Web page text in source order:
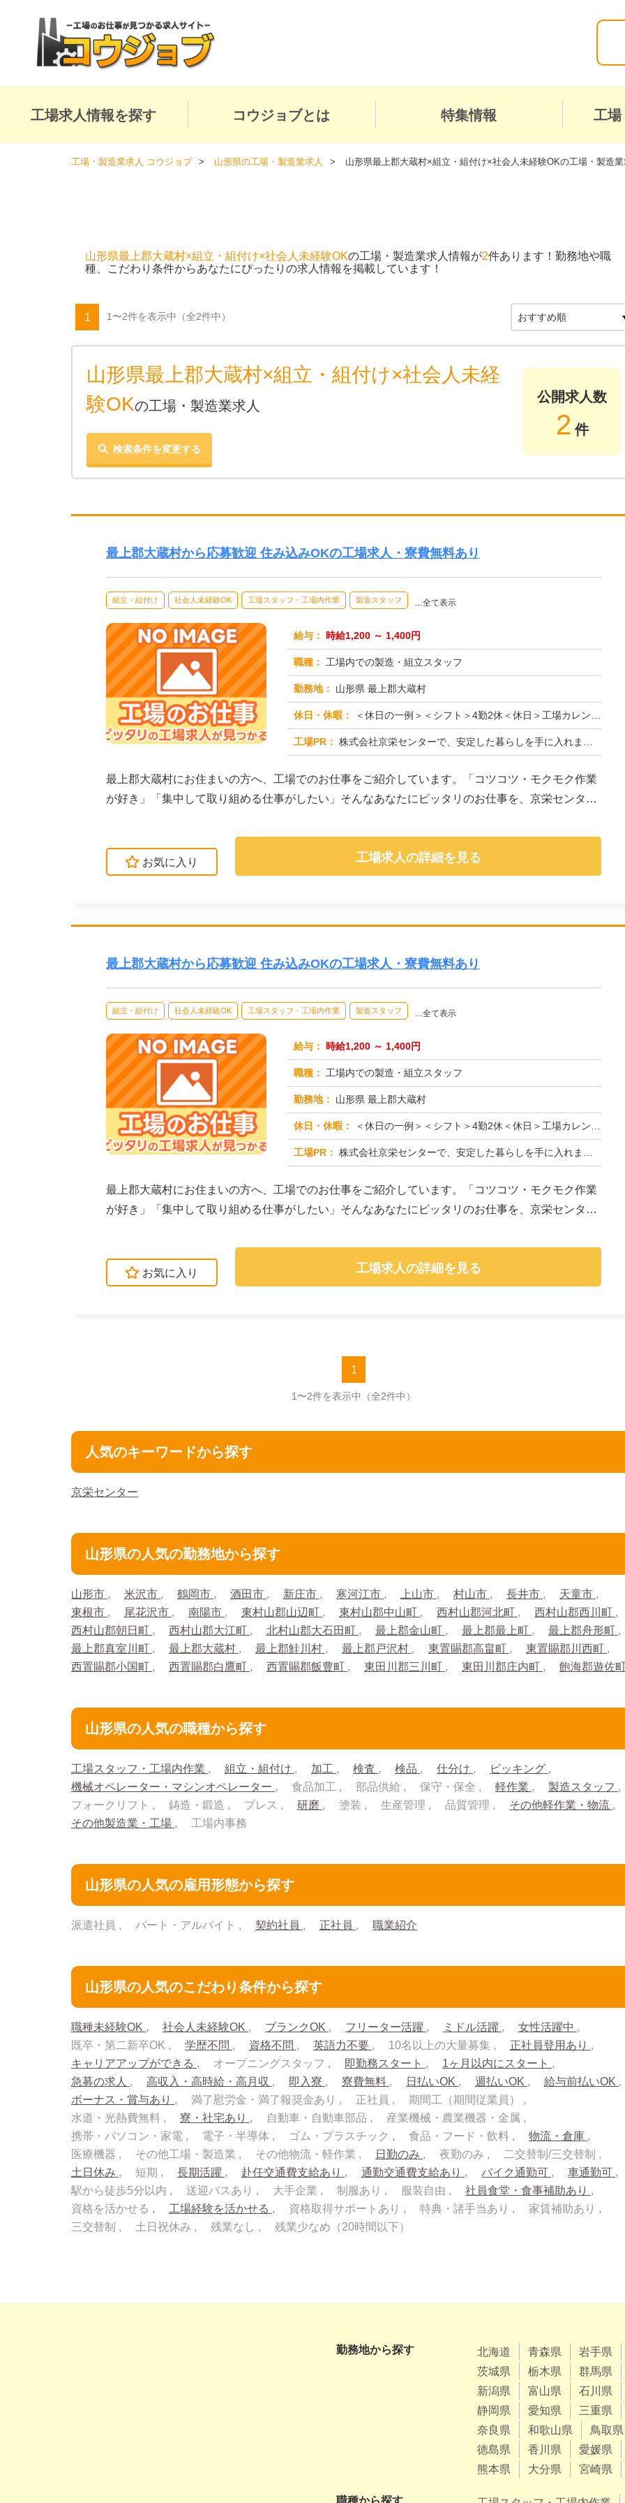
工場求人情報を探す コウジョブとは 特集情報 工場
工場・製造業求人 コウジョブ 山形県の工場・製造業求人 山形県最上郡大蔵村×組立・組付け×社会人未経験OKの工場・製造
山形県最上郡大蔵村×組立・組付け×社会人未経験OKの工場・製造業求人情報が2件あります！勤務地や職
種、こだわり条件からあなたにぴったりの求人情報を掲載しています！
1 1〜2件を表示中 （全2件中）
山形県最上郡大蔵村×組立・組付け×社会人未経
験OKの工場・製造業求人
検索条件を変更する
公開求人数
2 件
最上郡大蔵村から応募歓迎 住み込みOKの工場求人・寮費無料あり
組立・組付け 社会人未経験OK 工場スタッフ・工場内作業 製造スタッフ …全て表示
給与： 時給1,200 ～ 1,400円
職種： 工場内での製造・組立スタッフ
勤務地： 山形県 最上郡大蔵村
休日・休暇： ＜休日の一例＞＜シフト＞4勤2休＜休日＞工場カレンダーによる★長期休暇あり★有給休暇あり※配属先により休日・勤務形...
工場PR： 株式会社京栄センターで、安定した暮らしを手に入れませんか？☆家具付き寮がすぐに利用可能！→ 敷金・礼金・鍵交換代も...
最上郡大蔵村にお住まいの方へ、工場でのお仕事をご紹介しています。「コツコツ・モクモク作業
が好き」「集中して取り組める仕事がしたい」そんなあなたにピッタリのお仕事を、京栄センター
お気に入り 工場求人の詳細を見る
最上郡大蔵村から応募歓迎 住み込みOKの工場求人・寮費無料あり
組立・組付け 社会人未経験OK 工場スタッフ・工場内作業 製造スタッフ …全て表示
給与： 時給1,200 ～ 1,400円
職種： 工場内での製造・組立スタッフ
勤務地： 山形県 最上郡大蔵村
休日・休暇： ＜休日の一例＞＜シフト＞4勤2休＜休日＞工場カレンダーによる★長期休暇あり★有給休暇あり※配属先により休日・勤務形...
工場PR： 株式会社京栄センターで、安定した暮らしを手に入れませんか？☆家具付き寮がすぐに利用可能！→ 敷金・礼金・鍵交換代も...
最上郡大蔵村にお住まいの方へ、工場でのお仕事をご紹介しています。「コツコツ・モクモク作業
が好き」「集中して取り組める仕事がしたい」そんなあなたにピッタリのお仕事を、京栄センター
お気に入り 工場求人の詳細を見る
1
1〜2件を表示中 （全2件中）
人気のキーワードから探す
京栄センター
山形県の人気の勤務地から探す
山形市 米沢市 鶴岡市 酒田市 新庄市 寒河江市 上山市 村山市 長井市
天童市
東根市
尾花沢市 南陽市 東村山郡山辺町 東村山郡中山町 西村山郡河北町
西村山郡西川町
西村山郡朝日町
西村山郡大江町 北村山郡大石田町 最上郡金山町 最上郡最上町
最上郡舟形町
最上郡真室川町
最上郡大蔵村 最上郡鮭川村 最上郡戸沢村 東置賜郡高畠町
東置賜郡川西町
西置賜郡小国町
西置賜郡白鷹町 西置賜郡飯豊町 東田川郡三川町 東田川郡庄内町 飽海郡遊佐
山形県の人気の職種から探す
工場スタッフ・工場内作業 組立・組付け 加工 検査 検品 仕分け
ピッキング
機械オペレーター・マシンオペレーター
食品加工 部品供給 保守・保全 軽作業
製造スタッフ
フォークリフト
鋳造・鍛造 プレス 研磨 塗装 生産管理 品質管理
その他軽作業・物流
その他製造業・工場
工場内事務
山形県の人気の雇用形態から探す
派遣社員 パート・アルバイト 契約社員 正社員 職業紹介
山形県の人気のこだわり条件から探す
職種未経験OK 社会人未経験OK ブランクOK フリーター活躍 ミドル活躍
女性活躍中
既卒・第二新卒OK
学歴不問 資格不問 英語力不要 10名以上の大量募集
正社員登用あり
キャリアアップができる
オープニングスタッフ 即勤務スタート
1ヶ月以内にスタート
急募の求人
高収入・高時給・高月収 即入寮 寮費無料 日払いOK 週払いOK
給与前払いOK
ボーナス・賞与あり
満了慰労金・満了報奨金あり 正社員
期間工（期間従業員）
水道・光熱費無料
寮・社宅あり 自動車・自動車部品
産業機械・農業機器・金属
携帯・パソコン・家電
電子・半導体 ゴム・プラスチック 食品・フード・飲料
物流・倉庫
医療機器
その他工場・製造業 その他物流・軽作業 日勤のみ 夜勤のみ
二交替制/三交替制
土日休み
短期 長期活躍 赴任交通費支給あり 通勤交通費支給あり バイク通勤可
車通勤可
駅から徒歩5分以内
送迎バスあり 大手企業 制服あり 服装自由
社員食堂・食事補助あり
資格を活かせる
工場経験を活かせる 資格取得サポートあり 特典・諸手当あり
家賃補助あり
三交替制
土日祝休み 残業なし 残業少なめ（20時間以下）
勤務地から探す 北海道 青森県
岩手県
茨城県
栃木県
群馬県
新潟県
富山県
石川県
静岡県
愛知県
三重県
奈良県
和歌山県
鳥取県
徳島県
香川県
愛媛県
熊本県
大分県 宮崎県
職種から探す